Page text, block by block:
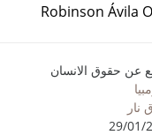
Robinson Ávila
عن حقوق الانسان
نار
29/01/